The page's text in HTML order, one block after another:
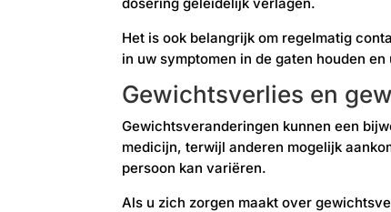
Het is ook belangrijk om regelmatig
in uw symptomen in de gaten houden
Gewichtsverlies en
Gewichtsveranderingen kunnen een
medicijn, terwijl anderen mogelijk
persoon kan variëren.
Als u zich zorgen maakt over